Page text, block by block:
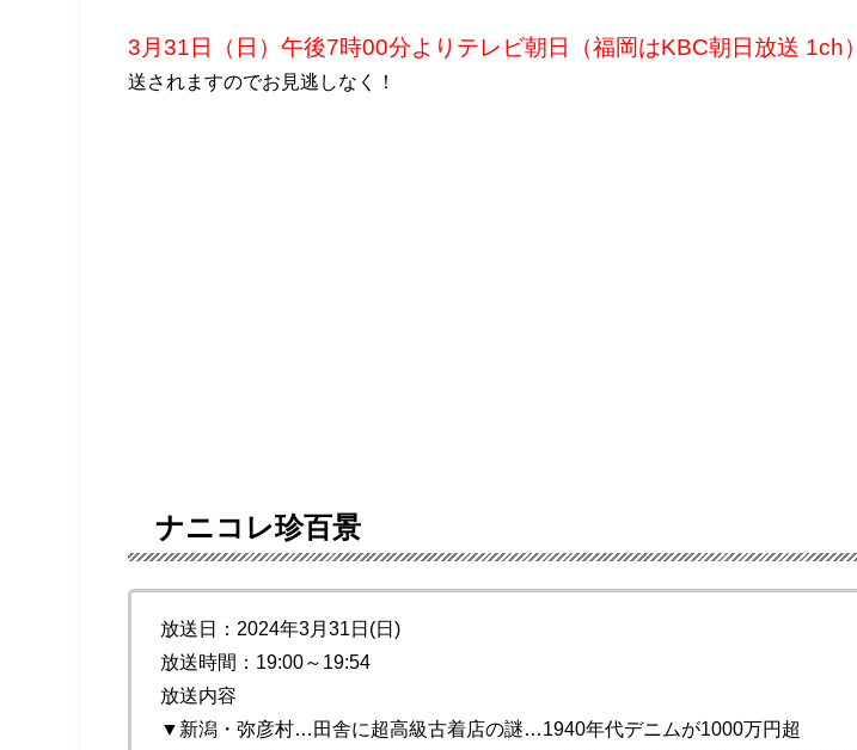
3月31日（日）午後7時00分よりテレビ朝日（福岡はKBC朝日放送 1ch）
送されますのでお見逃しなく！
ナニコレ珍百景
放送日：2024年3月31日(日)
放送時間：19:00～19:54
放送内容
▼新潟・弥彦村…田舎に超高級古着店の謎…1940年代デニムが1000万円超